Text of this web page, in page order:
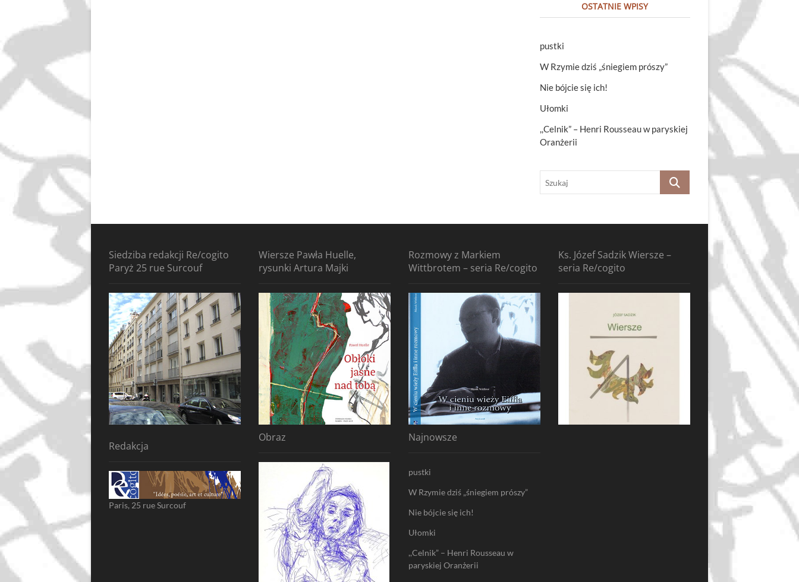
OSTATNIE WPISY
pustki
W Rzymie dziś „śniegiem prószy”
Nie bójcie się ich!
Ułomki
,,Celnik” – Henri Rousseau w paryskiej
Oranżerii
Szukaj
Siedziba redakcji Re/cogito
Paryż 25 rue Surcouf
Redakcja
Paris, 25 rue Surcouf
Wiersze Pawła Huelle,
rysunki Artura Majki
Obraz
Rozmowy z Markiem
Wittbrotem – seria Re/cogito
Najnowsze
pustki
W Rzymie dziś „śniegiem prószy”
Nie bójcie się ich!
Ułomki
,,Celnik” – Henri Rousseau w
paryskiej Oranżerii
Ks. Józef Sadzik Wiersze –
seria Re/cogito